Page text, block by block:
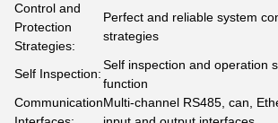
Control and
Protection
Strategies:
Perfect and reliable system
strategies
Self Inspection:
Self inspection and operation
function
CommunicationMulti-channel RS485, can,